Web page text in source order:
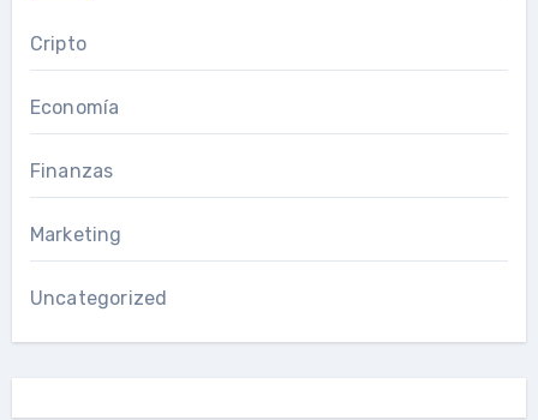
Cripto
Economía
Finanzas
Marketing
Uncategorized